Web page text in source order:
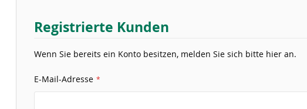
Registrierte Kunden
Wenn Sie bereits ein Konto besitzen, melden Sie sich bitte hier an.
E-Mail-Adresse